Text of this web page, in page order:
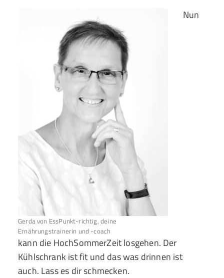
Gerda von EssPunkt-richtig, deine
Ernährungstrainerin und -coach
Nun
kann die HochSommerZeit losgehen. Der
Kühlschrank ist fit und das was drinnen ist
auch. Lass es dir schmecken.